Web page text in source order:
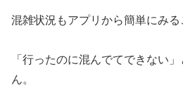
混雑状況もアプリから簡単にみ
「行ったのに混んでてできない
ん。